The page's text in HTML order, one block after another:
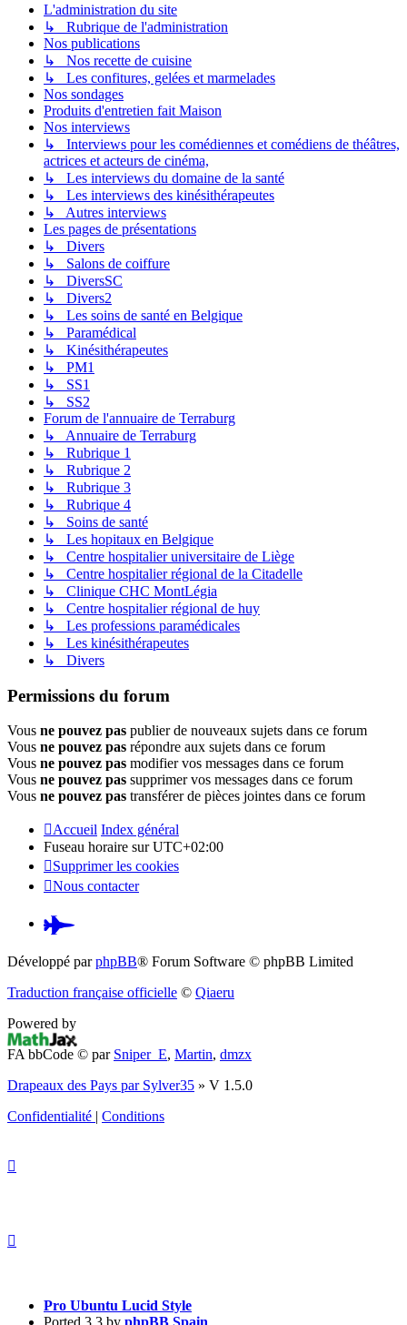
L'administration du site
↳ Rubrique de l'administration
Nos publications
↳ Nos recette de cuisine
↳ Les confitures, gelées et marmelades
Nos sondages
Produits d'entretien fait Maison
Nos interviews
↳ Interviews pour les comédiennes et comédiens de théâtres,
actrices et acteurs de cinéma,
↳ Les interviews du domaine de la santé
↳ Les interviews des kinésithérapeutes
↳ Autres interviews
Les pages de présentations
↳ Divers
↳ Salons de coiffure
↳ DiversSC
↳ Divers2
↳ Les soins de santé en Belgique
↳ Paramédical
↳ Kinésithérapeutes
↳ PM1
↳ SS1
↳ SS2
Forum de l'annuaire de Terraburg
↳ Annuaire de Terraburg
↳ Rubrique 1
↳ Rubrique 2
↳ Rubrique 3
↳ Rubrique 4
↳ Soins de santé
↳ Les hopitaux en Belgique
↳ Centre hospitalier universitaire de Liège
↳ Centre hospitalier régional de la Citadelle
↳ Clinique CHC MontLégia
↳ Centre hospitalier régional de huy
↳ Les professions paramédicales
↳ Les kinésithérapeutes
↳ Divers
Permissions du forum
Vous ne pouvez pas publier de nouveaux sujets dans ce forum
Vous ne pouvez pas répondre aux sujets dans ce forum
Vous ne pouvez pas modifier vos messages dans ce forum
Vous ne pouvez pas supprimer vos messages dans ce forum
Vous ne pouvez pas transférer de pièces jointes dans ce forum
Accueil Index général
Fuseau horaire surUTC+02:00
Supprimer les cookies
Nous contacter
Pardus.at
(S’ouvre
nouvel
Développé parphpBB® Forum Software © phpBB Limited
Traduction française officielle © Qiaeru
Powered by
FA bbCode © par Sniper_E, Martin, dmzx
Drapeaux des Pays par Sylver35 » V 1.5.0
Confidentialité | Conditions
Pro Ubuntu Lucid Style
Ported 3.3 by phpBB Spain